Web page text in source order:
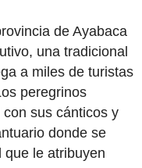
de Ayabaca
una tradicional
a miles de turistas
peregrinos
sus cánticos y
donde se
que le atribuyen